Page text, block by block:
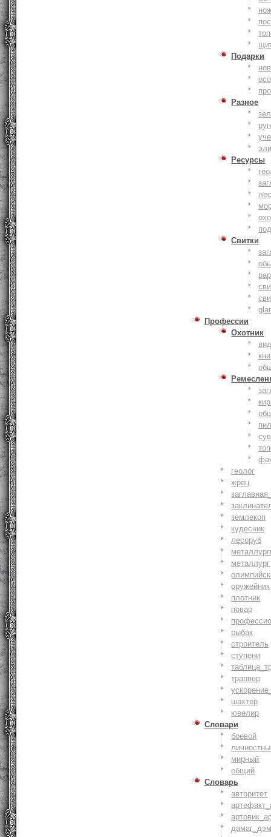
Подарки
Разное
Ресурсы
Свитки
Профессии
Охотник
геолог
жрец
землекоп
кудесник
лесоруб
металлург
оружейник
плотник
повар
рыбак
строитель
ступени
траппер
шахтер
ювелир
Словари
боевой
мирный
общий
Словарь
авторитет